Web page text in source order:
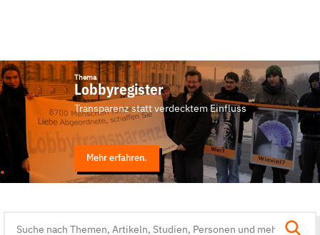
Thema
Lobbyregister
Transparenz statt verdecktem Einfluss
Mehr erfahren.